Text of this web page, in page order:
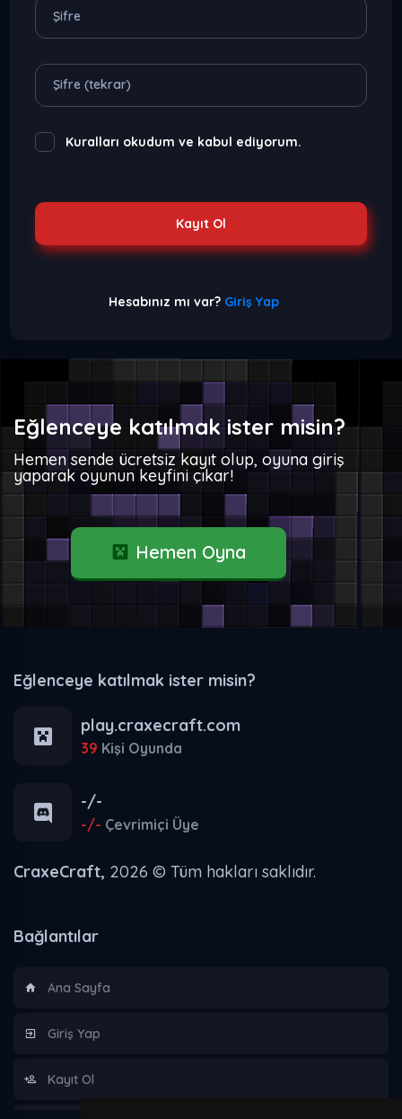
Şifre
Şifre (tekrar)
Kuralları okudum ve kabul ediyorum.
Kayıt Ol
Hesabınız mı var? Giriş Yap
Eğlenceye katılmak ister misin?
Hemen sende ücretsiz kayıt olup, oyuna giriş
yaparak oyunun keyfini çıkar!
Hemen Oyna
Eğlenceye katılmak ister misin?
play.craxecraft.com
39 Kişi Oyunda
-/-
-/- Çevrimiçi Üye
CraxeCraft, 2026 © Tüm hakları saklıdır.
Bağlantılar
Ana Sayfa
Giriş Yap
Kayıt Ol